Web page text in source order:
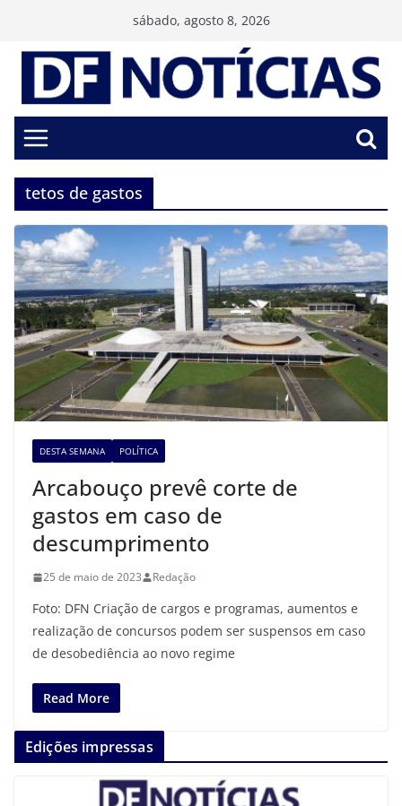
conteúdo
sábado, agosto 8, 2026
tetos de gastos
DESTA SEMANA POLÍTICA
Arcabouço prevê corte de
gastos em caso de
descumprimento
25 de maio de 2023 Redação
Foto: DFN Criação de cargos e programas, aumentos e
realização de concursos podem ser suspensos em caso
de desobediência ao novo regime
Read More
Edições impressas